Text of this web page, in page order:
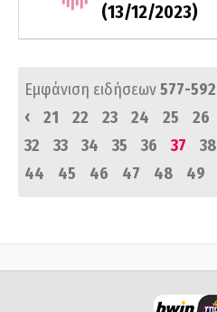
(13/12/2023)
Εμφάνιση ειδήσεων577-592
‹
21 22 23 24 25 26
32
33 34 35 36 37 38
44
45 46 47 48 49